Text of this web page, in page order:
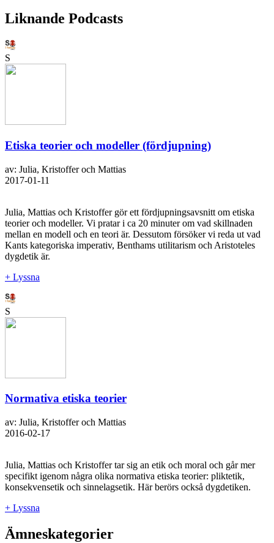
Liknande Podcasts
S
Etiska teorier och modeller (fördjupning)
av: Julia, Kristoffer och Mattias
2017-01-11
Julia, Mattias och Kristoffer gör ett fördjupningsavsnitt om etiska
teorier och modeller. Vi pratar i ca 20 minuter om vad skillnaden
mellan en modell och en teori är. Dessutom försöker vi reda ut vad
Kants kategoriska imperativ, Benthams utilitarism och Aristoteles
dygdetik är.
+ Lyssna
S
Normativa etiska teorier
av: Julia, Kristoffer och Mattias
2016-02-17
Julia, Mattias och Kristoffer tar sig an etik och moral och går mer
specifikt igenom några olika normativa etiska teorier: pliktetik,
konsekvensetik och sinnelagsetik. Här berörs också dygdetiken.
+ Lyssna
Ämneskategorier